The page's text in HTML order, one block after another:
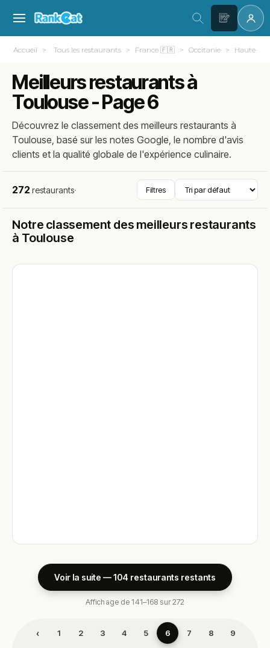
Accueil Tous les restaurants France 🇫🇷 Occitanie Haute-
Meilleurs restaurants à
Toulouse - Page 6
Découvrez le classement des meilleurs restaurants à
Toulouse, basé sur les notes Google, le nombre d'avis
clients et la qualité globale de l'expérience culinaire.
272 restaurants· Filtres
Notre classement des meilleurs restaurants
à Toulouse
Voir la suite — 104 restaurants restants
Affichage de 141–168 sur 272
‹ 1 2 3 4 5 6 7 8 9